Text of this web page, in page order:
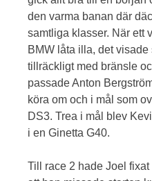
den varma banan där
samtliga klasser. När ett
BMW låta illa, det
tillräckligt med bränsle
passade Anton
köra om och i mål som
DS3. Trea i mål blev
i en Ginetta G40.
Till race 2 hade Joel